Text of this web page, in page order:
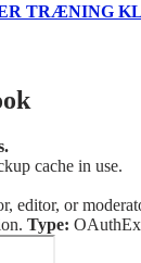
TRÆNING KL
cache in use.
editor, or
Type: